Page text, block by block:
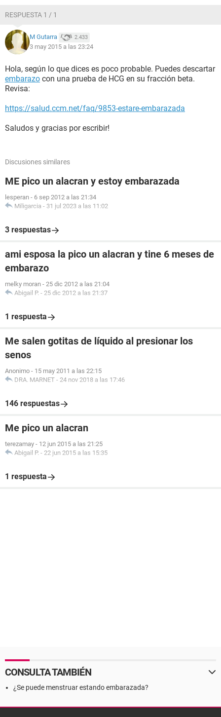
RESPUESTA 1 / 1
M Gutarra 2.433
3 may 2015 a las 23:24
Hola, según lo que dices es poco probable. Puedes descartar
embarazo con una prueba de HCG en su fracción beta.
Revisa:
https://salud.ccm.net/faq/9853-estare-embarazada
Saludos y gracias por escribir!
Discusiones similares
ME pico un alacran y estoy embarazada
lesperan - 6 sep 2012 a las 21:34
Miligarcia - 31 jul 2023 a las 11:02
3 respuestas
ami esposa la pico un alacran y tine 6 meses de
embarazo
melky moran - 25 dic 2012 a las 21:04
Abigail P. - 25 dic 2012 a las 21:37
1 respuesta
Me salen gotitas de líquido al presionar los
senos
Anonimo - 15 may 2011 a las 22:15
DRA. MARNET - 24 nov 2018 a las 17:46
146 respuestas
Me pico un alacran
terezamay - 12 jun 2015 a las 21:25
Abigail P. - 22 jun 2015 a las 15:35
1 respuesta
CONSULTA TAMBIÉN
¿Se puede menstruar estando embarazada?